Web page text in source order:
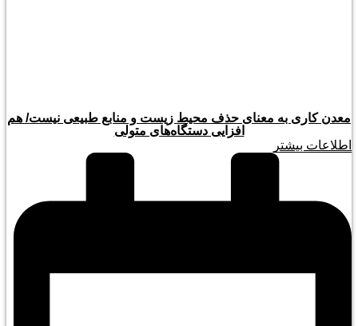
معدن کاری به معنای حذف محیط زیست و منابع طبیعی نیست/ هم
افزایی دستگاه‌های متولی
اطلاعات بیشتر